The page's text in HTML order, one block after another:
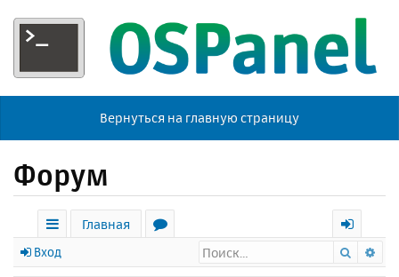
Вернуться на главную страницу
Форум
с
Главная
х
Вход Поиск